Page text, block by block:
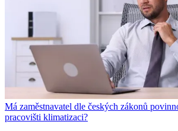
Má zaměstnavatel dle českých zákonů
pracovišti klimatizaci?